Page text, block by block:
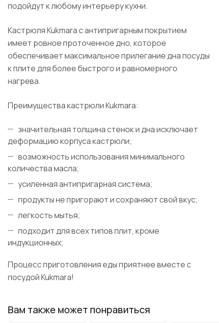
подойдут к любому интерьеру кухни.
Кастрюля Kukmara с антипригарным покрытием
имеет ровное проточенное дно, которое
обеспечивает максимальное прилегание дна посуды
к плите для более быстрого и равномерного
нагрева.
Преимущества кастрюли Kukmara:
значительная толщина стенок и дна исключает
деформацию корпуса кастрюли;
возможность использования минимального
количества масла;
усиленная антипригарная система;
продукты не пригорают и сохраняют свой вкус;
легкость мытья;
подходит для всех типов плит, кроме
индукционных;
Процесс приготовления еды приятнее вместе с
посудой Kukmara!
Вам также может понравиться